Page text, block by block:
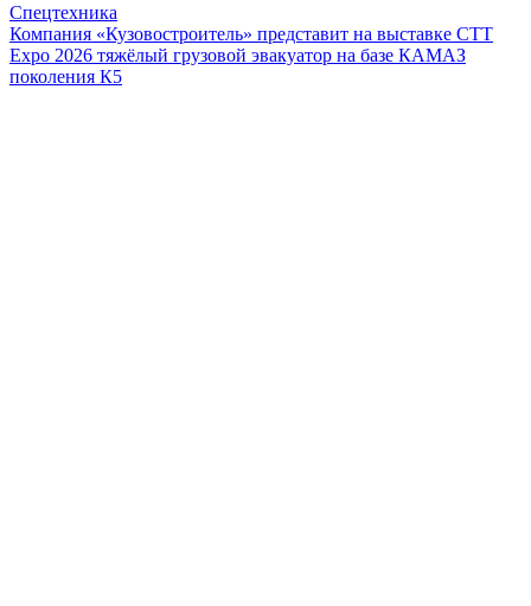
Спецтехника
Компания «Кузовостроитель» представит на выставке CTT
Expo 2026 тяжёлый грузовой эвакуатор на базе КАМАЗ
поколения К5